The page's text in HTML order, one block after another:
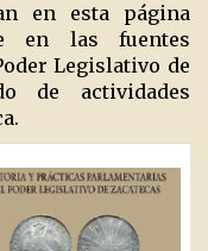
en esta página
en las fuentes
Legislativo de
de actividades